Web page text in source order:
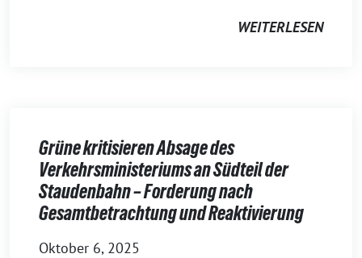
WEITERLESEN
Grüne kritisieren Absage des
Verkehrsministeriums an Südteil der
Staudenbahn – Forderung nach
Gesamtbetrachtung und Reaktivierung
Oktober 6, 2025